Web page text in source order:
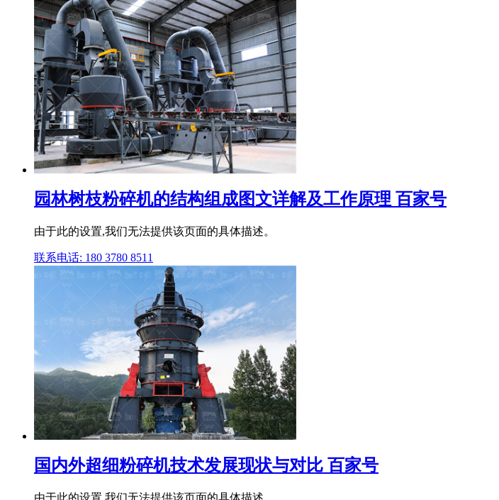
园林树枝粉碎机的结构组成图文详解及工作原理 百家号
由于此的设置,我们无法提供该页面的具体描述。
联系电话: 180 3780 8511
国内外超细粉碎机技术发展现状与对比 百家号
由于此的设置,我们无法提供该页面的具体描述。